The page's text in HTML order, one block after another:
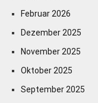
Februar 2026
Dezember 2025
November 2025
Oktober 2025
September 2025